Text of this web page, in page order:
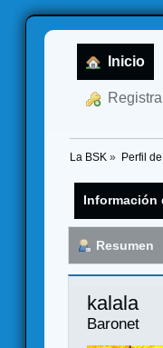
Inicio
La BSK » Perfil
Información
Resumen
kalala
Baronet